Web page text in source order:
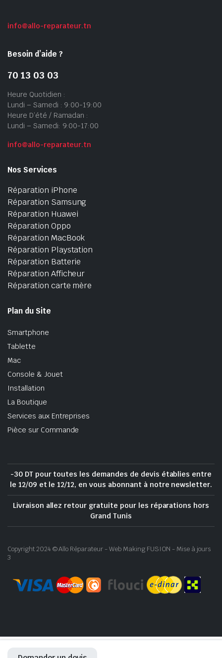
info@allo-reparateur.tn
Besoin d’aide ?
70 13 03 03
Heure Quotidien :
Lundi – Samedi : 9:00-19:00
Heure D’été / Ramadan :
Lundi – Samedi: 9:00-17:00
info@allo-reparateur.tn
Nos Services
Réparation iPhone
Réparation Samsung
Réparation Huawei
Réparation Oppo
Réparation MacBook
Réparation Playstation
Réparation Batterie
Réparation Afficheur
Réparation carte mère
Plan du Site
Smartphone
Tablette
Mac
Console & Jouet
Installation
La Boutique
Services aux Entreprises
Pièce sur Commande
-30 DT pour toutes les demandes de devis établies entre
le 12/09 et le 12/12, en vous abonnant à notre newsletter.
Livraison allez retour gratuite pour les réparations hors
Grand Tunis
Copyright 2024 © Allo Réparateur - Web Making FUSION - Mise à jours
3